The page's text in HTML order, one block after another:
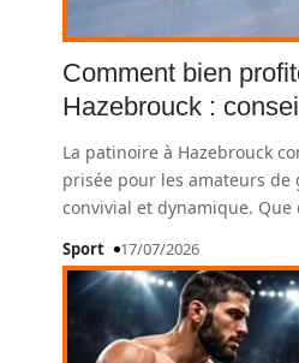
Comment bien
Hazebrouck :
La patinoire à Hazebrouck
prisée pour les amateurs
convivial et dynamique. Que
Sport 17/07/2026